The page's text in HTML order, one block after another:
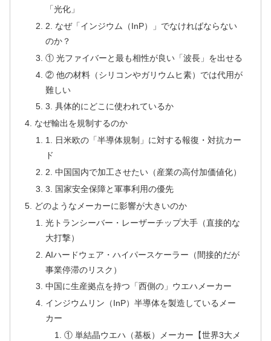
「光化」
2. なぜ「インジウム（InP）」でなければならない
のか？
① 光ファイバーと最も相性が良い「波長」を出せる
② 他の材料（シリコンやガリウムヒ素）では代用が
難しい
3. 具体的にどこに使われているか
なぜ輸出を規制するのか
1. 日米欧の「半導体規制」に対する報復・対抗カー
ド
2. 中国国内で加工させたい（産業の高付加価値化）
3. 国家安全保障と軍事利用の優先
どのようなメーカーに影響が大きいのか
光トランシーバー・レーザーチップ大手（直接的な
大打撃）
AIハードウェア・ハイパースケーラー（間接的だが
事業停滞のリスク）
中国に生産拠点を持つ「西側の」ウエハメーカー
インジウムリン（InP）半導体を製造しているメー
カー
① 単結晶ウエハ（基板）メーカー【世界3大メ